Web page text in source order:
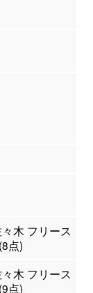
木 フリース
点)
木 フリース
点)